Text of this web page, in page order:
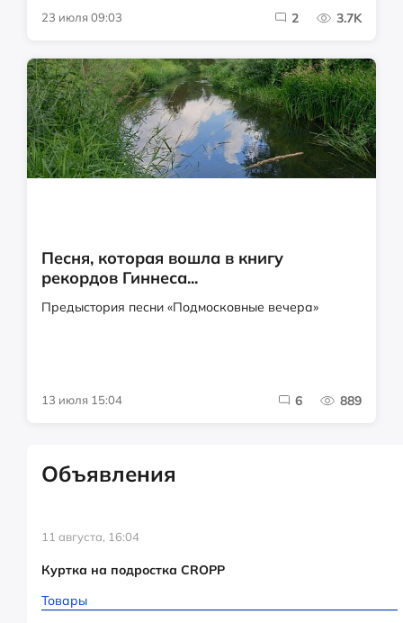
23 июля 09:03 2 3.7K
Песня, которая вошла в книгу
рекордов Гиннеса...
Предыстория песни «Подмосковные вечера»
13 июля 15:04 6 889
Объявления
11 августа, 16:04
Куртка на подростка CROPP
Товары